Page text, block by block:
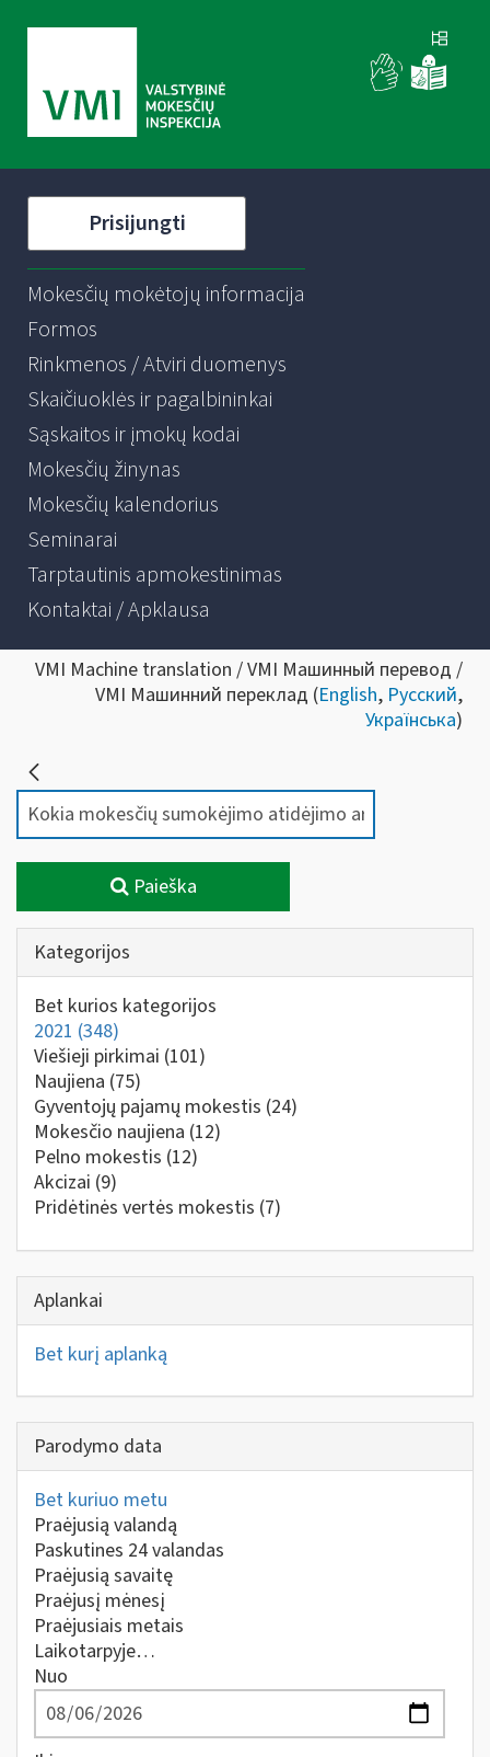
Prisijungti
Mokesčių mokėtojų informacija
Formos
Rinkmenos / Atviri duomenys
Skaičiuoklės ir pagalbininkai
Sąskaitos ir įmokų kodai
Mokesčių žinynas
Mokesčių kalendorius
Seminarai
Tarptautinis apmokestinimas
Kontaktai / Apklausa
VMI Machine translation / VMI Машинный перевод /
VMI Машинний переклад (English, Русский,
Українська)
Paieška
Kategorijos
Bet kurios kategorijos
2021 (348)
Viešieji pirkimai (101)
Naujiena (75)
Gyventojų pajamų mokestis (24)
Mokesčio naujiena (12)
Pelno mokestis (12)
Akcizai (9)
Pridėtinės vertės mokestis (7)
Aplankai
Bet kurį aplanką
Parodymo data
Bet kuriuo metu
Praėjusią valandą
Paskutines 24 valandas
Praėjusią savaitę
Praėjusį mėnesį
Praėjusiais metais
Laikotarpyje…
Nuo